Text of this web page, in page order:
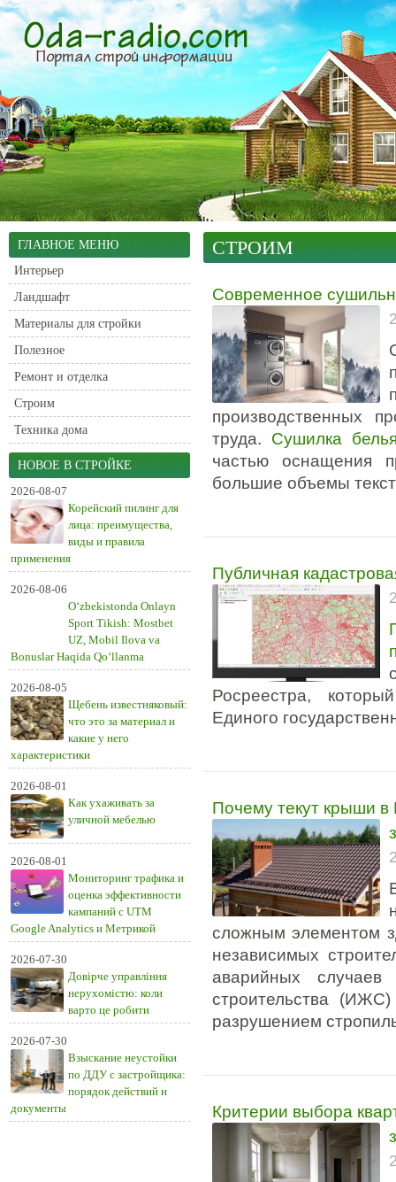
ГЛАВНОЕ МЕНЮ
Интерьер
Ландшафт
Материалы для стройки
Полезное
Ремонт и отделка
Строим
Техника дома
НОВОЕ В СТРОЙКЕ
2026-08-07
Корейский пилинг для
лица: преимущества,
виды и правила
применения
2026-08-06
O‘zbekistonda Onlayn
Sport Tikish: Mostbet
UZ, Mobil Ilova va
Bonuslar Haqida Qo‘llanma
2026-08-05
Щебень известняковый:
что это за материал и
какие у него
характеристики
2026-08-01
Как ухаживать за
уличной мебелью
2026-08-01
Мониторинг трафика и
оценка эффективности
кампаний с UTM
Google Analytics и Метрикой
2026-07-30
Довірче управління
нерухомістю: коли
варто це робити
2026-07-30
Взыскание неустойки
по ДДУ с застройщика:
порядок действий и
документы
СТРОИМ
Современное
производственных
труда. Сушилка
частью оснащения
большие объемы
Публичная
Росреестра,
Единого
Почему текут крыши
сложным элементом
независимых
аварийных случаев
строительства
разрушением
Критерии выбора